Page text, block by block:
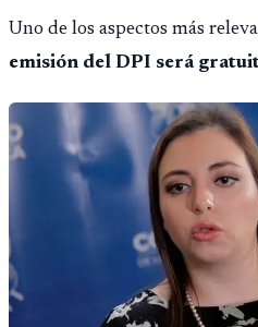
Uno de los aspectos más
emisión del DPI será